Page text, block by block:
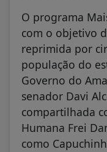
O programa
com o objetivo
reprimida por
população do
Governo do
senador Davi
compartilhada
Humana Frei
como